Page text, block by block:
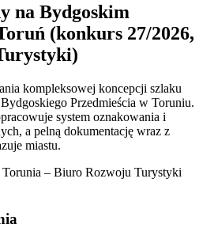
na Bydgoskim
(konkurs 27/2026,
kompleksowej koncepcji szlaku
Przedmieścia w Toruniu.
system oznakowania i
a pelną dokumentację wraz z
miastu.
Torunia – Biuro Rozwoju Turystyki